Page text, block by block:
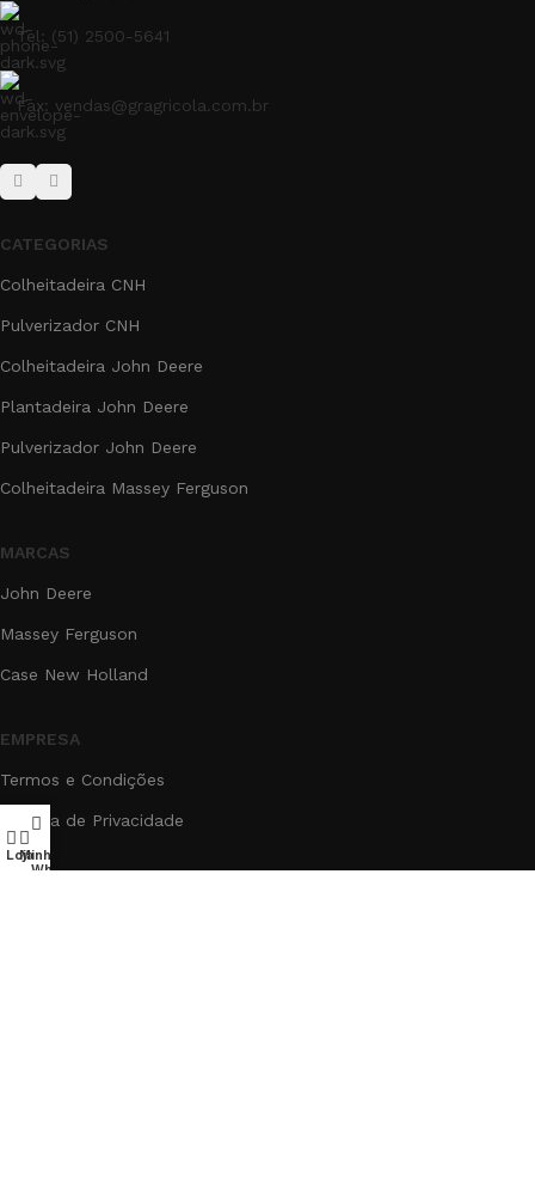
Tel: (51) 2500-5641
Fax: vendas@gragricola.com.br
CATEGORIAS
Colheitadeira CNH
Pulverizador CNH
Colheitadeira John Deere
Plantadeira John Deere
Pulverizador John Deere
Colheitadeira Massey Ferguson
MARCAS
John Deere
Massey Ferguson
Case New Holland
EMPRESA
Termos e Condições
Política de Privacidade
LojaMinha conta
WhatsApp